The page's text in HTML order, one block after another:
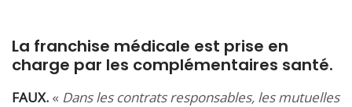
La franchise médicale est prise en
charge par les complémentaires santé.
FAUX. « Dans les contrats responsables, les mutuelles